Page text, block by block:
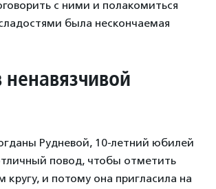
с ними и полакомиться
была нескончаемая
ненавязчивой
Рудневой, 10-летний юбилей
повод, чтобы отметить
кругу, и потому она пригласила на